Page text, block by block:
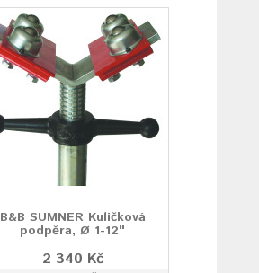
B&B SUMNER Kuličková
podpěra, Ø 1-12"
2 340 Kč